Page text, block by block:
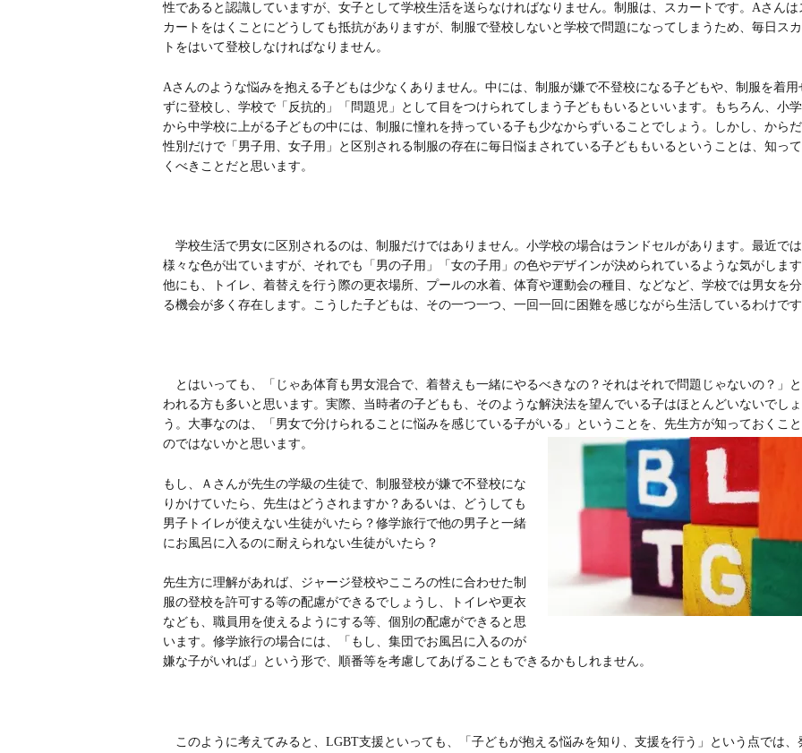
性であると認識していますが、女子として学校生活を送らなければなりません。制服は、スカートです。Aさんは
カートをはくことにどうしても抵抗がありますが、制服で登校しないと学校で問題になってしまうため、毎日ス
トをはいて登校しなければなりません。
Aさんのような悩みを抱える子どもは少なくありません。中には、制服が嫌で不登校になる子どもや、制服を着用
ずに登校し、学校で「反抗的」「問題児」として目をつけられてしまう子どももいるといいます。もちろん、小
から中学校に上がる子どもの中には、制服に憧れを持っている子も少なからずいることでしょう。しかし、から
性別だけで「男子用、女子用」と区別される制服の存在に毎日悩まされている子どももいるということは、知っ
くべきことだと思います。
学校生活で男女に区別されるのは、制服だけではありません。小学校の場合はランドセルがあります。最近では
様々な色が出ていますが、それでも「男の子用」「女の子用」の色やデザインが決められているような気がしま
他にも、トイレ、着替えを行う際の更衣場所、プールの水着、体育や運動会の種目、などなど、学校では男女を
る機会が多く存在します。こうした子どもは、その一つ一つ、一回一回に困難を感じながら生活しているわけで
とはいっても、「じゃあ体育も男女混合で、着替えも一緒にやるべきなの？それはそれで問題じゃないの？」
われる方も多いと思います。実際、当時者の子どもも、そのような解決法を望んでいる子はほとんどいないでしょ
う。大事なのは、「男女で分けられることに悩みを感じている子がいる」ということを、先生方が知っておくこ
のではないかと思います。
もし、Ａさんが先生の学級の生徒で、制服登校が嫌で不登校にな
りかけていたら、先生はどうされますか？あるいは、どうしても
男子トイレが使えない生徒がいたら？修学旅行で他の男子と一緒
にお風呂に入るのに耐えられない生徒がいたら？
先生方に理解があれば、ジャージ登校やこころの性に合わせた制
服の登校を許可する等の配慮ができるでしょうし、トイレや更衣
なども、職員用を使えるようにする等、個別の配慮ができると思
います。修学旅行の場合には、「もし、集団でお風呂に入るのが
嫌な子がいれば」という形で、順番等を考慮してあげることもできるかもしれません。
このように考えてみると、LGBT支援といっても、「子どもが抱える悩みを知り、支援を行う」という点では、